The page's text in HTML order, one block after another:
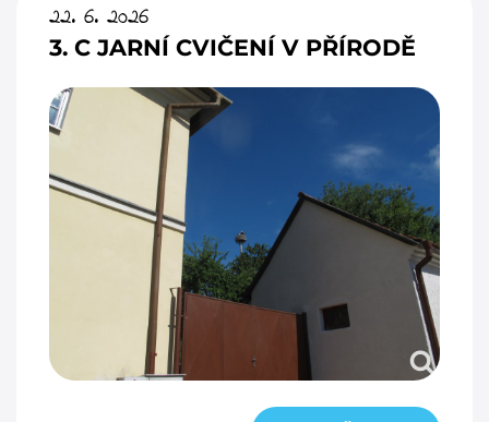
22. 6. 2026
3. C JARNÍ CVIČENÍ V PŘÍRODĚ